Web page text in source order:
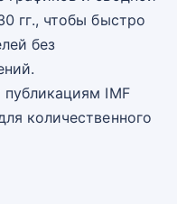
гг., чтобы быстро
без
публикациям IMF
количественного